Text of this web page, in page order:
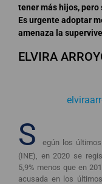
tener más hijos,
Es urgente adoptar
amenaza la
ELVIRA
S
egún los
(INE), en 2020 se
5,9% menos que en
acusada en los